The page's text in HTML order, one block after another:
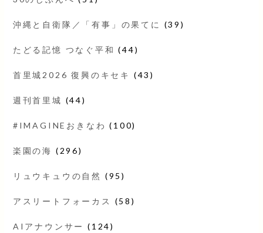
沖縄と自衛隊／「有事」の果てに (39)
たどる記憶 つなぐ平和 (44)
首里城2026 復興のキセキ (43)
週刊首里城 (44)
#IMAGINEおきなわ (100)
楽園の海 (296)
リュウキュウの自然 (95)
アスリートフォーカス (58)
AIアナウンサー (124)